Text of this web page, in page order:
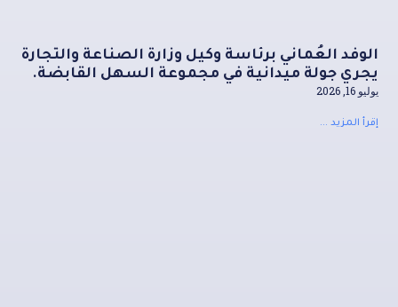
الوفد العُماني برئاسة وكيل وزارة الصناعة والتجارة
يجري جولة ميدانية في مجموعة السهل القابضة.
يوليو 16, 2026
إقرأ المزيد ...